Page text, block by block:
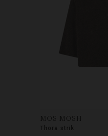
MOS MOSH
Thora strik